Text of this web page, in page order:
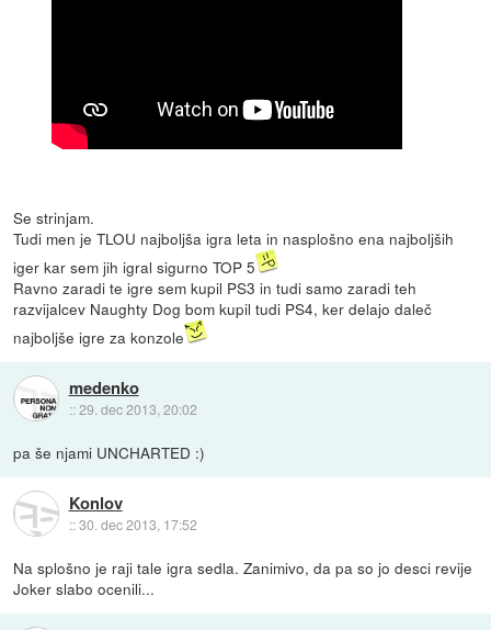
Se strinjam.
Tudi men je TLOU najboljša igra leta in nasplošno ena najboljših
iger kar sem jih igral sigurno TOP 5
Ravno zaradi te igre sem kupil PS3 in tudi samo zaradi teh
razvijalcev Naughty Dog bom kupil tudi PS4, ker delajo daleč
najboljše igre za konzole
medenko
::29. dec 2013, 20:02
pa še njami UNCHARTED :)
Konlov
::30. dec 2013, 17:52
Na splošno je raji tale igra sedla. Zanimivo, da pa so jo desci revije
Joker slabo ocenili...